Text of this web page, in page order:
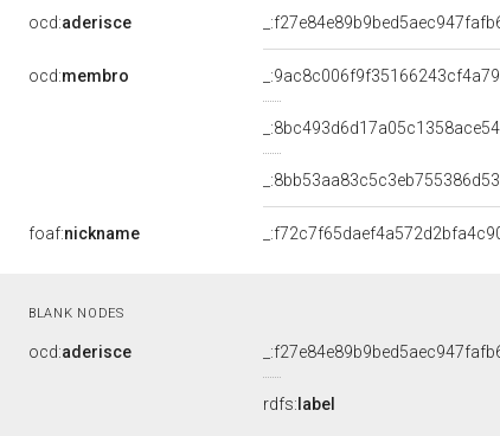
ocd:aderisce
ocd:membro
foaf:nickname
BLANK NODES
ocd:aderisce
rdfs: label